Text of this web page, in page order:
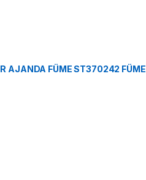
AJANDA FÜME ST370242 FÜME